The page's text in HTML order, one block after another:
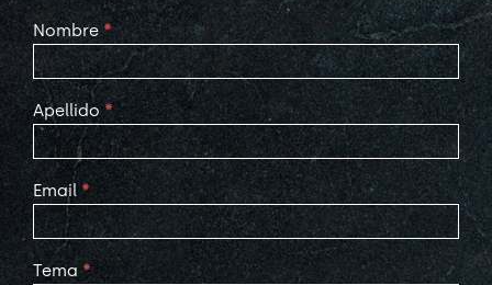
Contact
Us
Nombre *
Apellido *
Email *
Tema *